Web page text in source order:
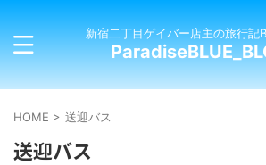
新宿二丁目ゲイバー店主の旅行記
HOME > 送迎バス
送迎バス